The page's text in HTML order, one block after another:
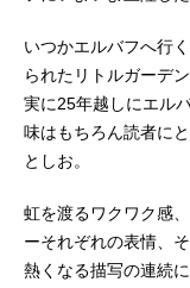
いつかエルバフへ行
られたリトルガーデ
実に25年越しにエル
味はもちろん読者に
としお。
虹を渡るワクワク感
ーそれぞれの表情、
熱くなる描写の連続